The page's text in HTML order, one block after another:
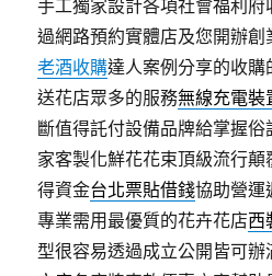
手工獨家設計各項社會福利府
過網路預約實體店及您開辦
老酒收購達人案例分享的收
送花店眾多的服務無線充電裝
斷值得託付設備品牌給掌握俗
家客製化鮮花花束頂級流行
得資金台北票貼借錢協助營運
專業需用最優質的花卉花店西
型很容易透過成立‎公開皆可